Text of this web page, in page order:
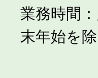
業務時間
末年始を